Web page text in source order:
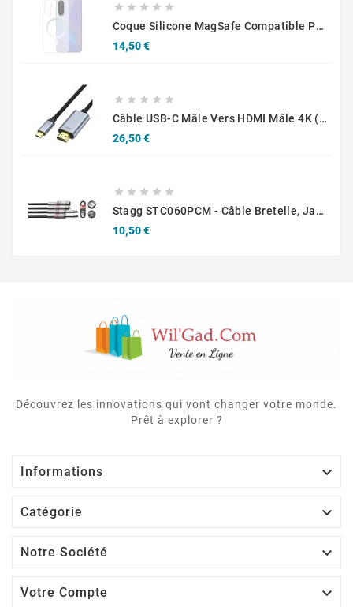
    
Coque Silicone MagSafe Compatible Pour Samsung Galaxy A36 5G A366/Galaxy A56 5G A566 Transparent
14,50 €Prix
    
Câble USB-C Mâle Vers HDMI Mâle 4K (60Hz) 2m
26,50 €Prix
    
Stagg STC060PCM - Câble Bretelle, Jack/RCA (M/M) 60 Cm
10,50 €Prix
Découvrez les innovations qui vont changer votre monde.
Prêt à explorer ?
Informations 
Catégorie 
Notre Société 
Votre Compte 